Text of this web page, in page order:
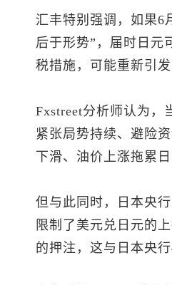
汇丰特别强调，如果6
后于形势”，届时日元
税措施，可能重新引
Fxstreet分析师认为，
紧张局势持续、避险
下滑、油价上涨拖累日
但与此同时，日本央
限制了 美元兑日元的
的押注，这与日本央